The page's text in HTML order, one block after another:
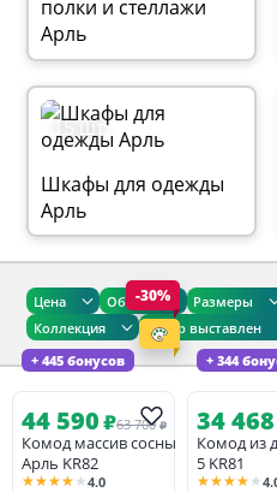
полки и стеллажи
Арль
15 шт.
Шкафы для одежды
Арль
Цена Общие Размеры
Коллекция
Товар выставлен
+ 445 бонусов
-30%
44 590₽63 700 ₽
Комод массив сосны
Арль KR82
★★★★★4.0
+ 344
34 468
Комод из
5 KR81
★★★★★